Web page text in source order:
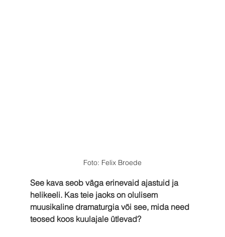
Foto: Felix Broede
See kava seob väga erinevaid ajastuid ja
helikeeli. Kas teie jaoks on olulisem
muusikaline dramaturgia või see, mida need
teosed koos kuulajale ütlevad?